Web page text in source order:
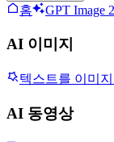
홈 GPT Image 2
AI 이미지
텍스트를 이미
AI 동영상